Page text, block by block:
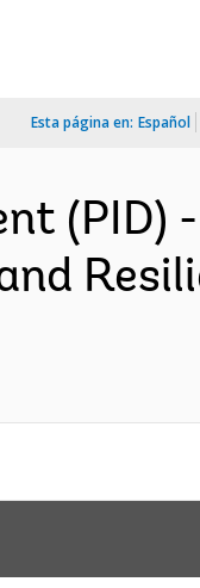
Esta página en: Español
(PID)